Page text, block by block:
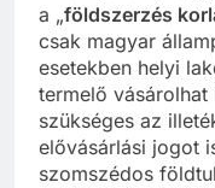
a „földszerzés
csak magyar
esetekben helyi
termelő
szükséges az
elővásárlási jogot
szomszédos